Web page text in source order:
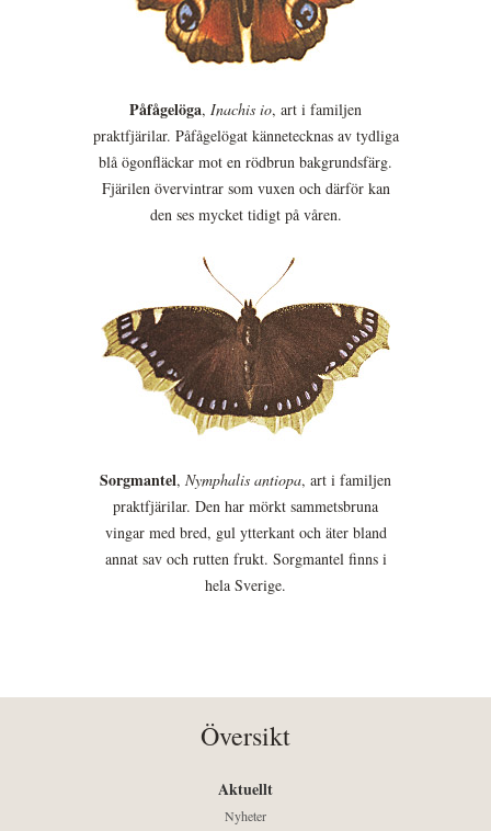
Påfågelöga, Inachis io, art i familjen
praktfjärilar. Påfågelögat kännetecknas av tydliga
blå ögonfläckar mot en rödbrun bakgrundsfärg.
Fjärilen övervintrar som vuxen och därför kan
den ses mycket tidigt på våren.
Sorgmantel, Nymphalis antiopa, art i familjen
praktfjärilar. Den har mörkt sammetsbruna
vingar med bred, gul ytterkant och äter bland
annat sav och rutten frukt. Sorgmantel finns i
hela Sverige.
Översikt
Aktuellt
Nyheter